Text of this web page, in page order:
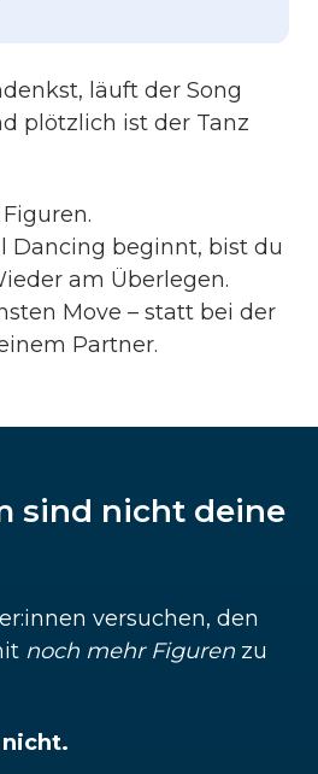
läuft der Song
plötzlich ist der Tanz
Dancing beginnt, bist du
am Überlegen.
Move – statt bei der
Partner.
sind nicht deine
versuchen, den
noch mehr Figuren zu